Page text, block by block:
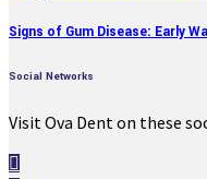
Signs of Gum Disease: Early
Social Networks
Visit Ova Dent on these